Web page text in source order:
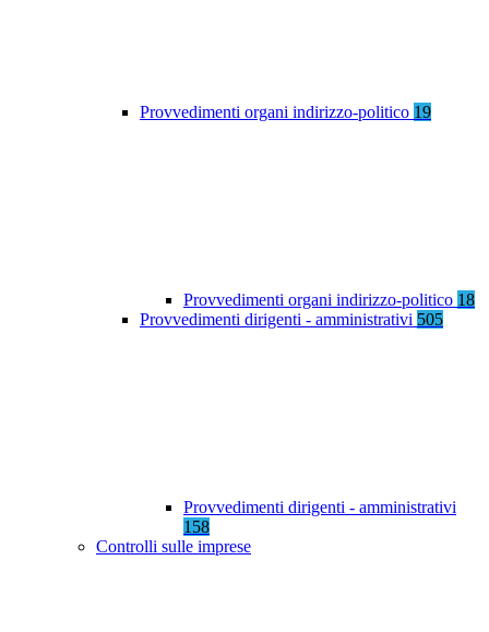
Provvedimenti organi indirizzo-politico 19
Provvedimenti organi indirizzo-politico 18
Provvedimenti dirigenti - amministrativi 505
Provvedimenti dirigenti - amministrativi
158
Controlli sulle imprese